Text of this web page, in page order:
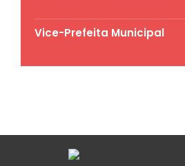
Vice-Prefeita Municipal